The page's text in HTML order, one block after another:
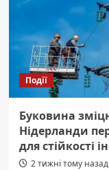
домашня
камера
зафіксувала,
як
ваш
улюбленець
“прихопив
помчав”
з
коробкою!
Події
Буковина
Нідерланди
для стійкості
2 тижні тому назад